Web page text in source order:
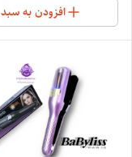
افزودن به سبد